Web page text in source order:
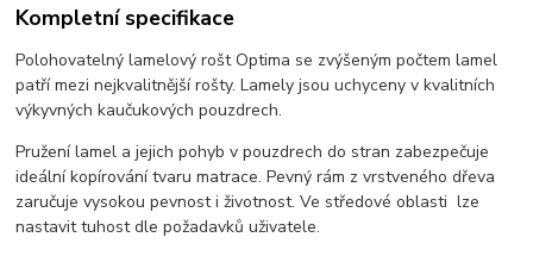
Kompletní specifikace
Polohovatelný lamelový rošt Optima se zvýšeným počtem lamel
patří mezi nejkvalitnější rošty. Lamely jsou uchyceny v kvalitních
výkyvných kaučukových pouzdrech.
Pružení lamel a jejich pohyb v pouzdrech do stran zabezpečuje
ideální kopírování tvaru matrace. Pevný rám z vrstveného dřeva
zaručuje vysokou pevnost i životnost. Ve středové oblasti lze
nastavit tuhost dle požadavků uživatele.